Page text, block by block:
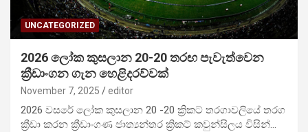
UNCATEGORIZED
2026 ලෝක කුසලාන 20-20 තරඟ පැවැත්වෙන
ක්‍රීඩාංගන ගැන හෙළිදරව්වක්
November 7, 2025 editor
2026 වසරේ ලෝක කුසලාන 20 -20 ක්‍රිකට් තරගාවලියේ තරග
ක්‍රීඩා කරන ක්‍රීඩාංගණ ජාත්‍යන්තර ක්‍රිකට් කවුන්සිලය විසින්…